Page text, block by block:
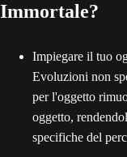
Immortale?
Impiegare il tuo
Evoluzioni non
per l'oggetto
oggetto,
specifiche del